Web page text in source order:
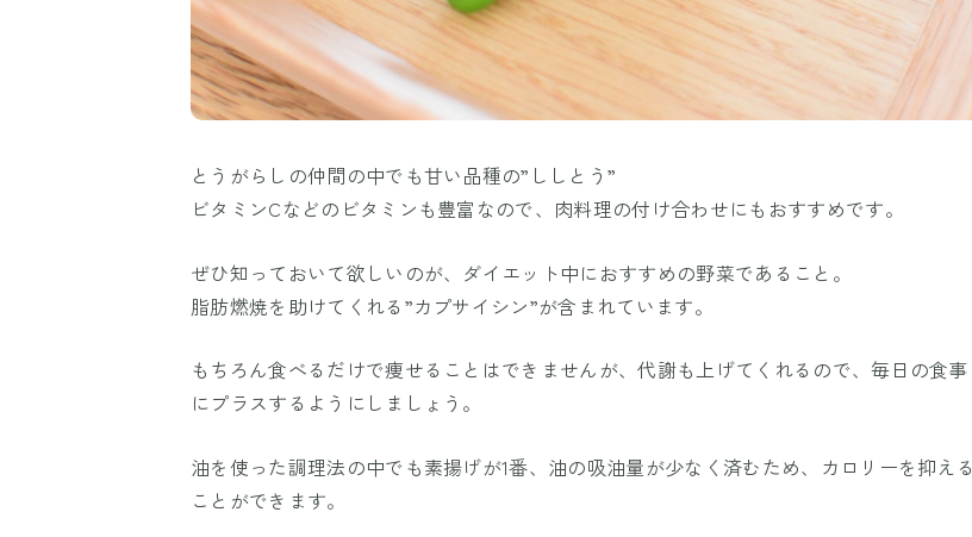
とうがらしの仲間の中でも甘い品種の”ししとう”
ビタミンCなどのビタミンも豊富なので、肉料理の付け合わせにもおすすめです。
ぜひ知っておいて欲しいのが、ダイエット中におすすめの野菜であること。
脂肪燃焼を助けてくれる”カプサイシン”が含まれています。
もちろん食べるだけで痩せることはできませんが、代謝も上げてくれるので、毎日の食事
にプラスするようにしましょう。
油を使った調理法の中でも素揚げが1番、油の吸油量が少なく済むため、カロリーを抑える
ことができます。